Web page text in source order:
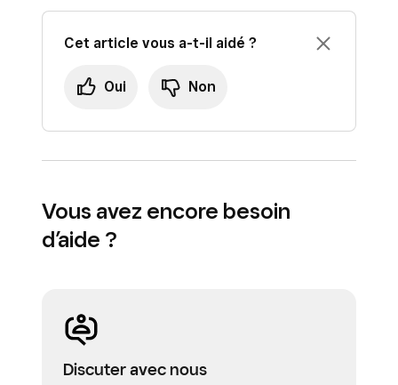
Cet article vous a-t-il aidé ?
Oui Non
Vous avez encore besoin
d’aide ?
Discuter avec nous